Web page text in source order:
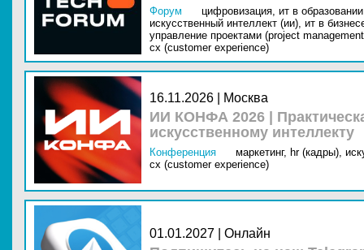
Форум цифровизация, ит в
искусственный интеллект (ии), ит в
управление проектами (project
cx (customer experience)
16.11.2026 | Москва
ИИ КОНФА 2026 |
искусственному интеллекту
Конференция маркетинг, hr (кадры),
cx (customer experience)
01.01.2027 | Онлайн